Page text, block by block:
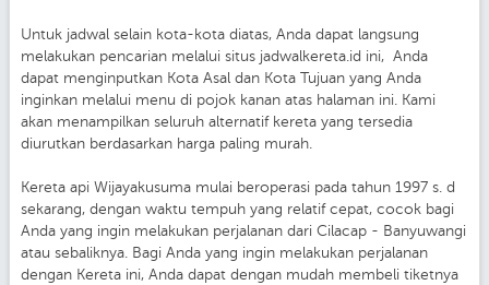
Untuk jadwal selain kota-kota diatas, Anda dapat langsung
melakukan pencarian melalui situs jadwalkereta.id ini, Anda
dapat menginputkan Kota Asal dan Kota Tujuan yang Anda
inginkan melalui menu di pojok kanan atas halaman ini. Kami
akan menampilkan seluruh alternatif kereta yang tersedia
diurutkan berdasarkan harga paling murah.
Kereta api Wijayakusuma mulai beroperasi pada tahun 1997 s. d
sekarang, dengan waktu tempuh yang relatif cepat, cocok bagi
Anda yang ingin melakukan perjalanan dari Cilacap - Banyuwangi
atau sebaliknya. Bagi Anda yang ingin melakukan perjalanan
dengan Kereta ini, Anda dapat dengan mudah membeli tiketnya